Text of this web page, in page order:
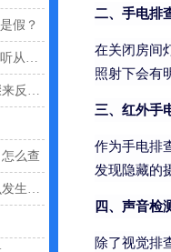
二、手电排
在关闭房间
照射下会有
三、红外手
作为手电排
发现隐藏的
四、声音检
除了视觉排